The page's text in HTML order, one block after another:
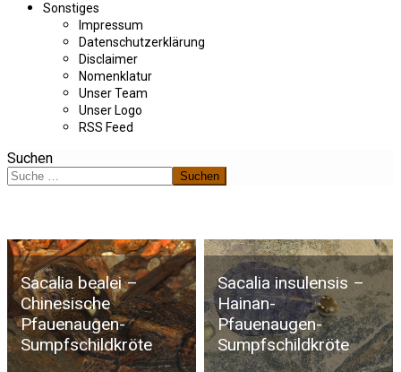
Sonstiges
Impressum
Datenschutzerklärung
Disclaimer
Nomenklatur
Unser Team
Unser Logo
RSS Feed
Suchen
Suchen
Sacalia bealei –
Chinesische
Pfauenaugen-
Sumpfschildkröte
Sacalia insulensis –
Hainan-
Pfauenaugen-
Sumpfschildkröte